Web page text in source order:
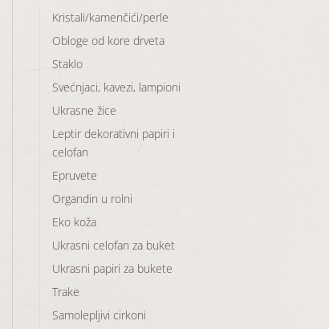
Kristali/kamenčići/perle
Obloge od kore drveta
Staklo
Svećnjaci, kavezi, lampioni
Ukrasne žice
Leptir dekorativni papiri i
celofan
Epruvete
Organdin u rolni
Eko koža
Ukrasni celofan za buket
Ukrasni papiri za bukete
Trake
Samolepljivi cirkoni